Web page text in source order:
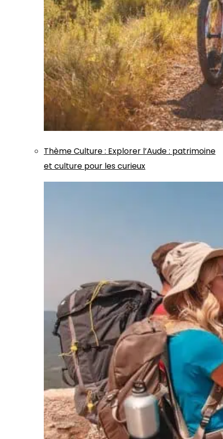
ThèmeCulture: Explorer l’Aude : patrimoine
et culture pour les curieux